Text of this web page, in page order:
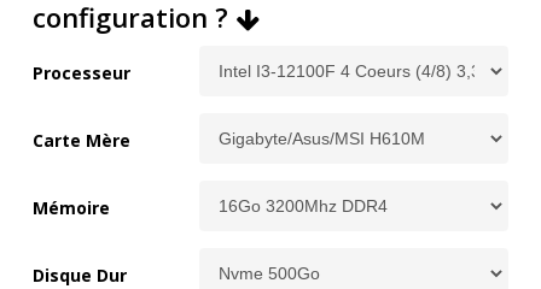
configuration ?
Processeur
Carte Mère
Mémoire
Disque Dur